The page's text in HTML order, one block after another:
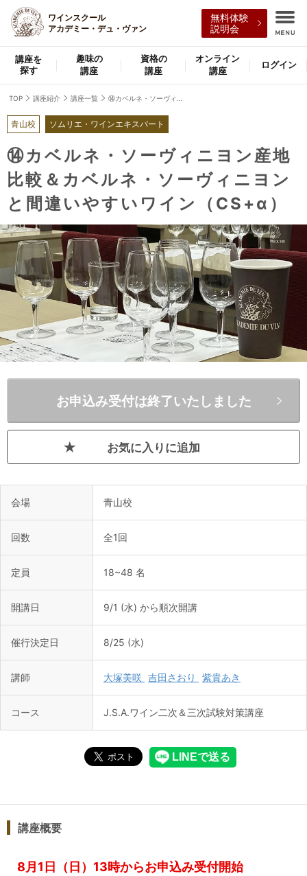
ワインスクール
アカデミー・デュ・ヴァン
無料体験
説明会
講座を
探す
趣味の
講座
資格の
講座
オンライン
講座
ログイン
TOP 講座紹介 講座一覧
青山校 ソムリエ・ワインエキスパート
⑭カベルネ・ソーヴィニヨン産地
比較＆カベルネ・ソーヴィニヨン
と間違いやすいワイン（CS+α）
お気に入りに追加
お申込み受付は終了いたしました
会場 青山校
回数 全1回
定員 18~48 名
開講日 9/1 (水) から順次開講
催行決定日 8/25 (水)
講師 大塚美咲 吉田さおり 紫貴あき
コース J.S.A.ワイン二次＆三次試験対策講座
講座概要
8月1日（日 ）13時からお申込み受付開始